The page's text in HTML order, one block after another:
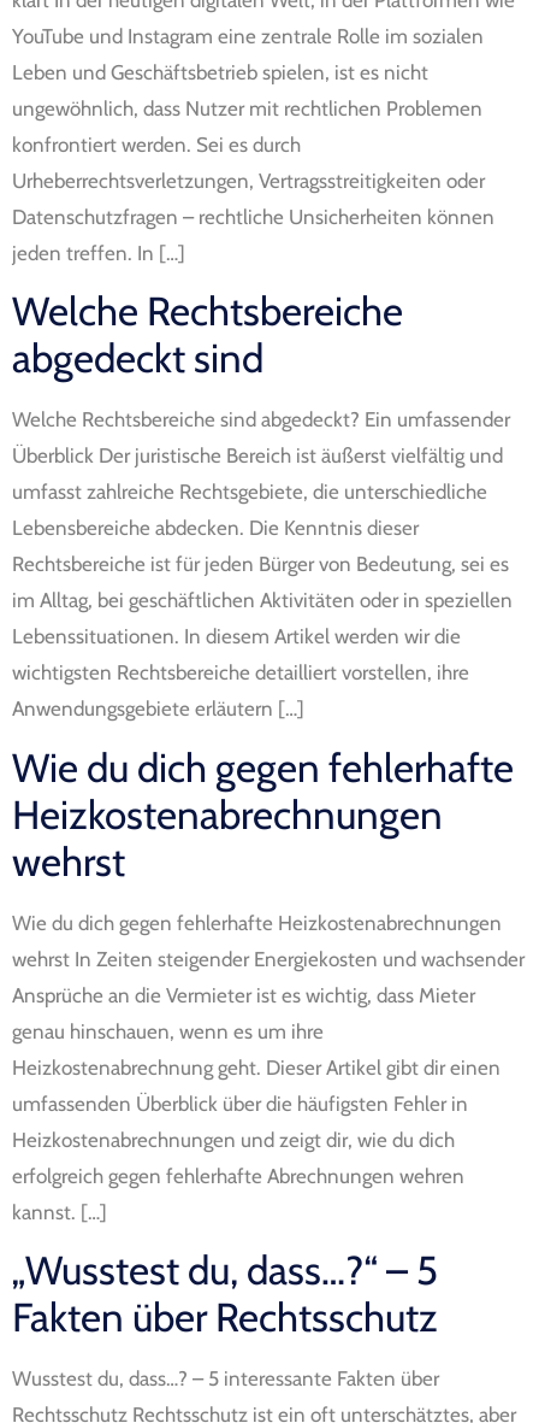
YouTube und Instagram eine zentrale Rolle im sozialen
Leben und Geschäftsbetrieb spielen, ist es nicht
ungewöhnlich, dass Nutzer mit rechtlichen Problemen
konfrontiert werden. Sei es durch
Urheberrechtsverletzungen, Vertragsstreitigkeiten oder
Datenschutzfragen – rechtliche Unsicherheiten können
jeden treffen. In […]
Welche Rechtsbereiche
abgedeckt sind
Welche Rechtsbereiche sind abgedeckt? Ein umfassender
Überblick Der juristische Bereich ist äußerst vielfältig und
umfasst zahlreiche Rechtsgebiete, die unterschiedliche
Lebensbereiche abdecken. Die Kenntnis dieser
Rechtsbereiche ist für jeden Bürger von Bedeutung, sei es
im Alltag, bei geschäftlichen Aktivitäten oder in speziellen
Lebenssituationen. In diesem Artikel werden wir die
wichtigsten Rechtsbereiche detailliert vorstellen, ihre
Anwendungsgebiete erläutern […]
Wie du dich gegen fehlerhafte
Heizkostenabrechnungen
wehrst
Wie du dich gegen fehlerhafte Heizkostenabrechnungen
wehrst In Zeiten steigender Energiekosten und wachsender
Ansprüche an die Vermieter ist es wichtig, dass Mieter
genau hinschauen, wenn es um ihre
Heizkostenabrechnung geht. Dieser Artikel gibt dir einen
umfassenden Überblick über die häufigsten Fehler in
Heizkostenabrechnungen und zeigt dir, wie du dich
erfolgreich gegen fehlerhafte Abrechnungen wehren
kannst. […]
„Wusstest du, dass…?“ – 5
Fakten über Rechtsschutz
Wusstest du, dass…? – 5 interessante Fakten über
Rechtsschutz Rechtsschutz ist ein oft unterschätztes, aber